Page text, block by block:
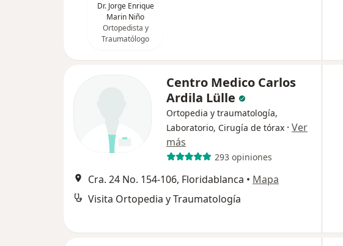
Dr. Jorge Enrique
Marin Niño
Ortopedista y
Traumatólogo
Centro Medico Carlos
Ardila Lülle
Ortopedia y traumatología,
Laboratorio, Cirugía de tórax · Ver
más
293 opiniones
Cra. 24 No. 154-106, Floridablanca • Mapa
Visita Ortopedia y Traumatología